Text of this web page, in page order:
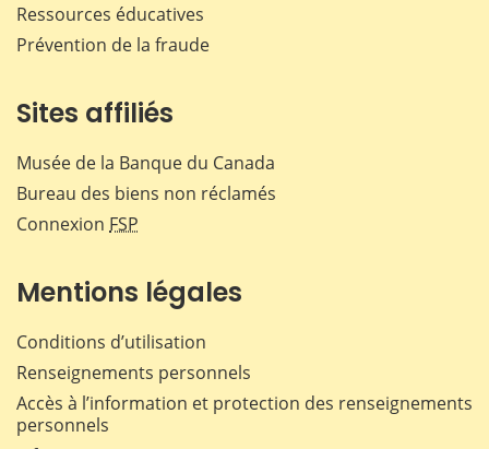
Ressources éducatives
Prévention de la fraude
Sites affiliés
Musée de la Banque du Canada
Bureau des biens non réclamés
Connexion FSP
Mentions légales
Conditions d’utilisation
Renseignements personnels
Accès à l’information et protection des renseignements
personnels